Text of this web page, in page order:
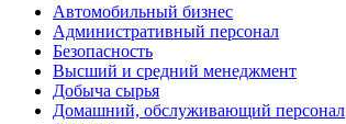
Автомобильный бизнес
Административный персонал
Безопасность
Высший и средний менеджмент
Добыча сырья
Домашний, обслуживающий персонал